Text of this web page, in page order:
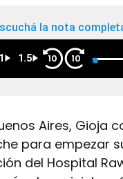
la nota
1 1.5 10 10
Aires, Gioja
para empezar
del Hospital